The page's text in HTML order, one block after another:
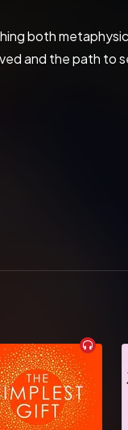
both
and the path to